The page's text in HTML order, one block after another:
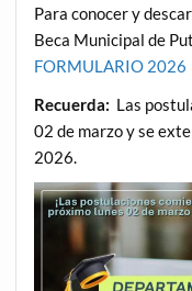
Para conocer y
Beca Municipal de
FORMULARIO 2026
Recuerda: Las
02 de marzo y se
2026.